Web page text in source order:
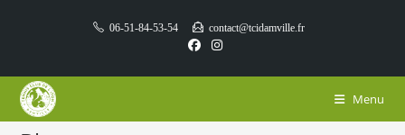
06-51-84-53-54 contact@tcidamville.fr
Menu